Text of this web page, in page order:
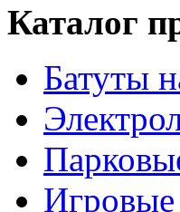
Каталог
Батуты